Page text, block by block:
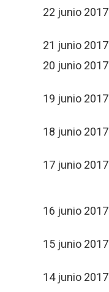
22 junio 2017
21 junio 2017
20 junio 2017
19 junio 2017
18 junio 2017
17 junio 2017
16 junio 2017
15 junio 2017
14 junio 2017